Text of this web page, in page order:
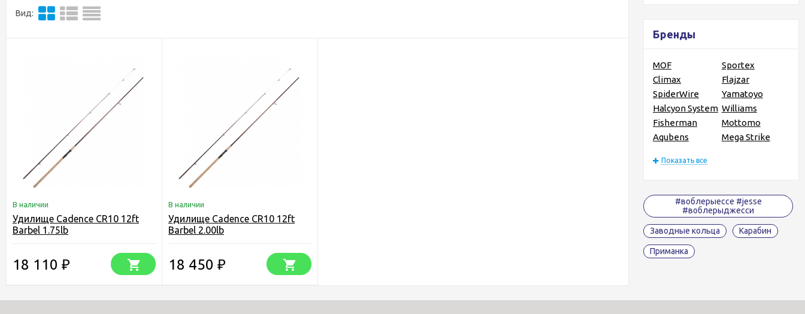
Бренды
MOF
Sportex
Climax
Flajzar
SpiderWire
Yamatoyo
Halcyon System Williams
Fisherman
Mottomo
Aqubens
Mega Strike
Показать все
#воблерыессе #jesse
#воблерыджесси
Заводные кольца Карабин
Приманка
Вид:
В наличии
Удилище Cadence CR10 12ft
Barbel 1.75lb
18 110 ₽
В наличии
Удилище Cadence CR10 12ft
Barbel 2.00lb
18 450 ₽